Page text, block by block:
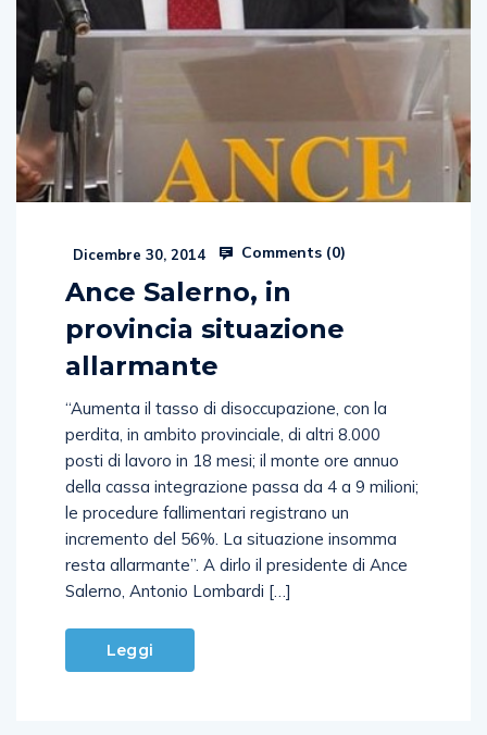
Dicembre 30, 2014 Comments (0)
Ance Salerno, in
provincia situazione
allarmante
“Aumenta il tasso di disoccupazione, con la
perdita, in ambito provinciale, di altri 8.000
posti di lavoro in 18 mesi; il monte ore annuo
della cassa integrazione passa da 4 a 9 milioni;
le procedure fallimentari registrano un
incremento del 56%. La situazione insomma
resta allarmante”. A dirlo il presidente di Ance
Salerno, Antonio Lombardi […]
Leggi